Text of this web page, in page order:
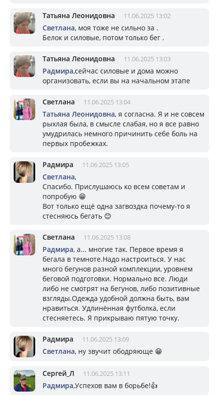
Татьяна Леонидовна 11.06.2025 13:02
Светлана, моя тоже не сильно за .
Белок и силовые, потом только бег .
Татьяна Леонидовна 11.06.2025 13:03
Радмира,сейчас силовые и дома можно
организовать, если вы на начальном этапе
Светлана 11.06.2025 13:04
Татьяна Леонидовна, я согласна. Я и не совсем
рыхлая была, в смысле слабая, но я все равно
умудрилась немного причинить себе боль на
первых пробежках.
Радмира 11.06.2025 13:05
Светлана,
Спасибо. Прислушаюсь ко всем советам и
попробую 😁
Вот только ещё одна загвоздка почему-то я
стесняюсь бегать 😊
Светлана 11.06.2025 13:08
Радмира, а... многие так. Первое время я
бегала в темноте.Надо настроиться. У нас
много бегунов разной комплекции, уровнем
беговой подготовки. Нормально все. Люди
либо не смотрят на бегунов, либо позитивные
взгляды.Одежда удобной должна быть, вам
нравиться. Удлинённая футболка, если
стесняетесь. Я прикрываю пятую точку.
Радмира 11.06.2025 13:09
Светлана, ну звучит ободряюще 😁
Сергей_Л 11.06.2025 13:11
Радмира,Успехов вам в борьбе!👍